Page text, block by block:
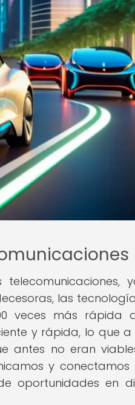
las
veces más rápida
y rápida, lo que a
antes no eran
y conectamos
oportunidades en